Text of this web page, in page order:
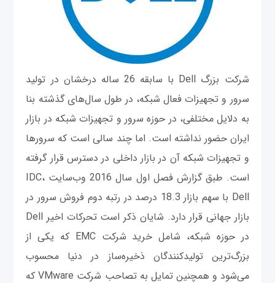
شرکت بزرگ Dell با سابقه 26 ساله درخشان در تولید
سرور و تجهیزات فعال شبکه، در طول سال‌های گذشته بنا
به دلایل مختلفی، در حوزه سرور و تجهیزات شبکه در بازار
ایران حضور نداشته است. اما چند سالی است که سرورها
و تجهیزات شبکه آن در بازار داخلی در دسترس قرار گرفته
است. طبق گزارش فصل اول سال 2016 وب‌سایت IDC،
Dell با سهم بازار 18.3 درصد در رتبه دوم فروش سرور در
بازار جهانی قرار دارد. شایان ذکر است تحرکات اخیر Dell
در حوزه شبکه، شامل خرید شرکت EMC که یکی از
بزرگ‌ترین تولیدکنندگان ذخیره‌ساز در دنیا محسوب
می‌شود و همچنین تمایل به تصاحب شرکت VMware که